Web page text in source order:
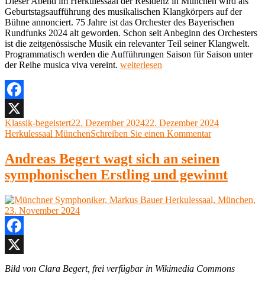
Geburtstagsaufführung des musikalischen Klangkörpers auf der
Bühne annonciert. 75 Jahre ist das Orchester des Bayerischen
Rundfunks 2024 alt geworden. Schon seit Anbeginn des Orchesters
ist die zeitgenössische Musik ein relevanter Teil seiner Klangwelt.
Programmatisch werden die Aufführungen Saison für Saison unter
der Reihe musica viva vereint. „BRSO
20.
Dezember
2024“
weiterlesen
Facebook
X
Autor
Klassik-begeistertVeröffentlicht
am
22. Dezember 202422. Dezember 2024Kategorien
Herkulessaal MünchenSchreiben Sie einen Kommentarzu
viva
Herkulessaal,
20.
Dezember
Andreas Begert wagt sich an seinen
symphonischen Erstling und gewinnt
Facebook
X
Bild von Clara Begert, frei verfügbar in Wikimedia Commons